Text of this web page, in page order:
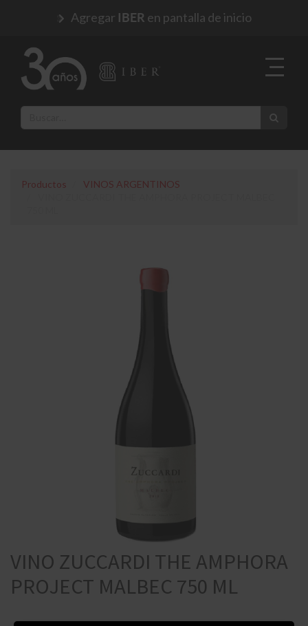
Agregar IBER en pantalla de inicio
Productos
VINOS ARGENTINOS
VINO ZUCCARDI THE AMPHORA
PROJECT MALBEC 750 ML